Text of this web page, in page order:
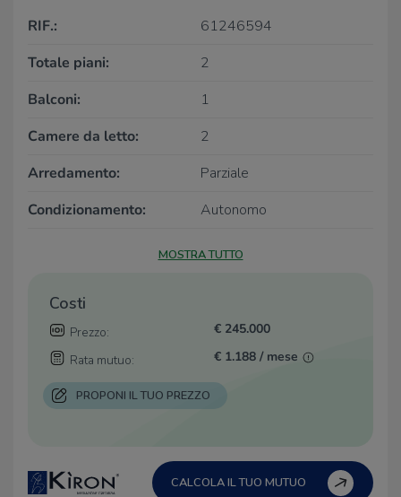
RIF.:
61246594
Totale piani:
2
Balconi:
1
Camere da letto:
2
Arredamento:
Parziale
Condizionamento:
Autonomo
MOSTRA TUTTO
Costi
Prezzo:
€ 245.000
Rata mutuo:
€ 1.188 / mese
PROPONI IL TUO PREZZO
CALCOLA IL TUO MUTUO